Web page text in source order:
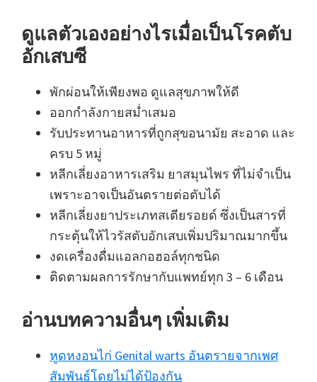
ดูแลตัวเองอย่างไรเมื่อเป็นโรคตับ
อักเสบซี
พักผ่อนให้เพียงพอ ดูแลสุขภาพให้ดี
ออกกำลังกายสม่ำเสมอ
รับประทานอาหารที่ถูกสุขอนามัย สะอาด และ
ครบ 5 หมู่
หลีกเลี่ยงอาหารเสริม ยาสมุนไพร ที่ไม่จำเป็น
เพราะอาจเป็นอันตรายต่อตับได้
หลีกเลี่ยงยาประเภทสเตียรอยด์ ซึ่งเป็นสารที่
กระตุ้นให้ไวรัสตับอักเสบเพิ่มปริมาณมากขึ้น
งดเครื่องดื่มแอลกอฮอล์ทุกชนิด
ติดตามผลการรักษากับแพทย์ทุก 3 – 6 เดือน
อ่านบทความอื่นๆ เพิ่มเติม
หูดหงอนไก่ Genital warts อันตรายจากเพศ
สัมพันธ์โดยไม่ได้ป้องกัน